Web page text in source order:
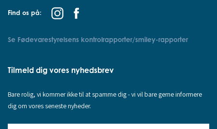
Find os på:
Se Fødevarestyrelsens kontrolrapporter/smiley-rapporter
Tilmeld dig vores nyhedsbrev
Bare rolig, vi kommer ikke til at spamme dig - vi vil bare gerne informere
dig om vores seneste nyheder.